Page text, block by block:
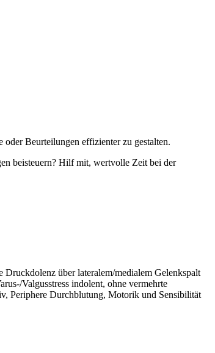
Beurteilungen effizienter zu gestalten.
beisteuern? Hilf mit, wertvolle Zeit bei der
über lateralem/medialem Gelenkspalt
Valgusstress indolent, ohne vermehrte
Periphere Durchblutung, Motorik und Sensibilität